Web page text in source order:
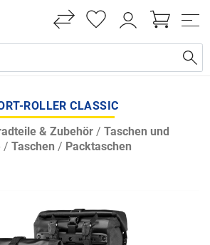
ROLLER CLASSIC
& Zubehör/ Taschen und
/ Taschen / Packtaschen